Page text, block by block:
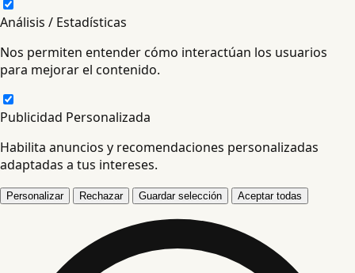
Análisis / Estadísticas
Nos permiten entender cómo interactúan los usuarios
para mejorar el contenido.
Publicidad Personalizada
Habilita anuncios y recomendaciones personalizadas
adaptadas a tus intereses.
Personalizar Rechazar Guardar selección Aceptar todas